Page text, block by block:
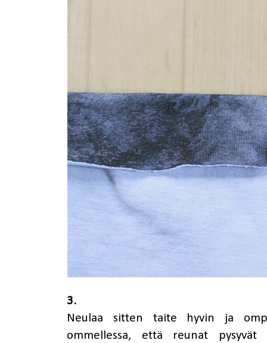
3.
Neulaa sitten taite hyvin ja
ommellessa, että reunat